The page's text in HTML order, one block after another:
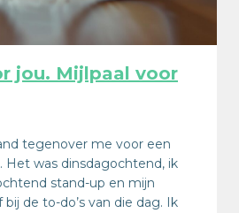
jou. Mijlpaal voor
tegenover me voor een
Het was dinsdagochtend, ik
stand-up en mijn
de to-do’s van die dag. Ik